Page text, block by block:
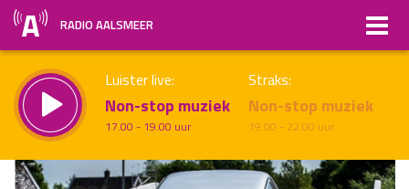
RADIO AALSMEER
Luister live:
Non-stop muziek
17.00 - 19.00 uur
Straks:
Non-stop muziek
19.00 - 22.00 uur